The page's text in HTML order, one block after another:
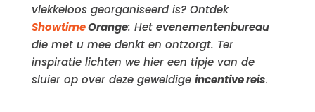
vlekkeloos georganiseerd is? Ontdek
ShowtimeOrange: Het evenementenbureau
die met u mee denkt en ontzorgt. Ter
inspiratie lichten we hier een tipje van de
sluier op over deze geweldige incentive reis.